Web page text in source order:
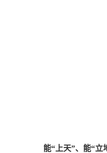
能“上天”、能“立